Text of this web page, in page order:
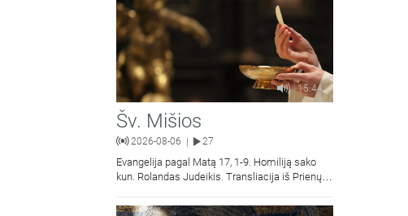
15:44
Šv. Mišios
2026-08-06 | 27
Evangelija pagal Matą 17, 1-9. Homiliją sako
kun. Rolandas Judeikis. Transliacija iš Prienų